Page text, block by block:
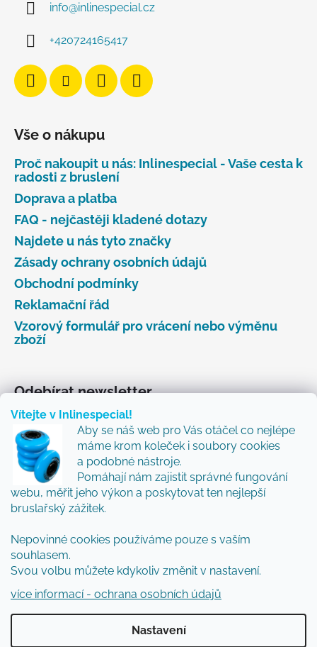
Vítejte v Inlinespecial!
Aby se náš web pro Vás otáčel co nejlépe
máme krom koleček i soubory cookies
a podobné nástroje.
Pomáhají nám zajistit správné fungování
webu, měřit jeho výkon a poskytovat ten nejlepší
bruslařský zážitek.
Nepovinné cookies používáme pouze s vaším
souhlasem.
Svou volbu můžete kdykoliv změnit v nastavení.
více informací - ochrana osobních údajů
Nastavení
info@inlinespecial.cz
+420724165417
Vše o nákupu
Proč nakoupit u nás: Inlinespecial - Vaše cesta k
radosti z bruslení
Doprava a platba
FAQ - nejčastěji kladené dotazy
Najdete u nás tyto značky
Zásady ochrany osobních údajů
Obchodní podmínky
Reklamační řád
Vzorový formulář pro vrácení nebo výměnu
zboží
Odebírat newsletter
Vložte svůj e-mail a my vám budeme zasílat informace
o nových produktech na našem e-shopu.
Přidejte se k nám a my Vám budeme zasílat ty nejlepší
novinky a tipy.
E-mail
Vložením e-mailu souhlasíte spodmínkami
ochrany osobních údajů
PŘIHLÁSIT SE